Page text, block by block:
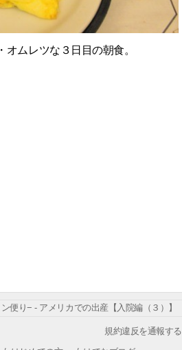
オムレツな３日目の朝食。
り− - アメリカでの出産【入院編（３）】
規約違反を通報する